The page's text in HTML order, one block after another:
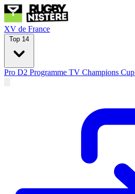
XV de France
Top 14
Pro D2 Programme TV Champions Cup